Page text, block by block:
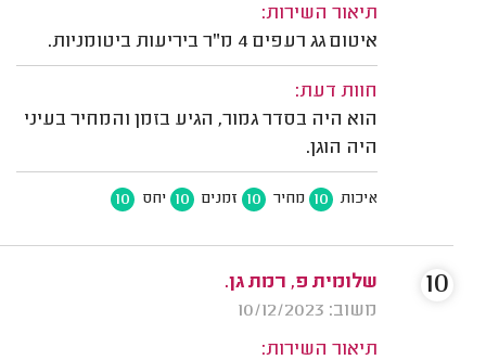
תיאור השירות:
איטום גג רעפים 4 מ"ר ביריעות ביטומניות.
חוות דעת:
הוא היה בסדר גמור, הגיע בזמן והמחיר בעיני
היה הוגן.
איכות 10 מחיר 10 זמנים 10 יחס 10
שלומית פ, רמת גן.
משוב: 10/12/2023
תיאור השירות:
10